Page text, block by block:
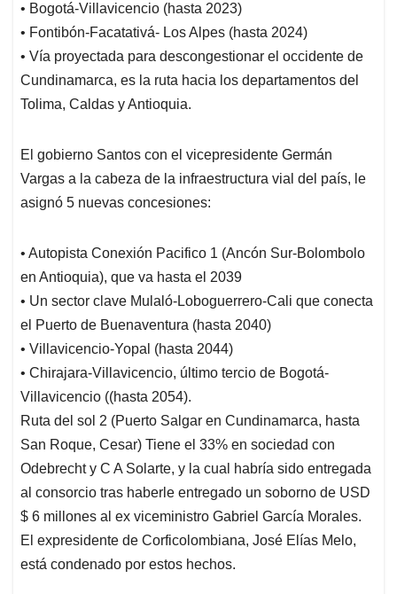
• Bogotá-Villavicencio (hasta 2023)
• Fontibón-Facatativá- Los Alpes (hasta 2024)
• Vía proyectada para descongestionar el occidente de
Cundinamarca, es la ruta hacia los departamentos del
Tolima, Caldas y Antioquia.
El gobierno Santos con el vicepresidente Germán
Vargas a la cabeza de la infraestructura vial del país, le
asignó 5 nuevas concesiones:
• Autopista Conexión Pacifico 1 (Ancón Sur-Bolombolo
en Antioquia), que va hasta el 2039
• Un sector clave Mulaló-Loboguerrero-Cali que conecta
el Puerto de Buenaventura (hasta 2040)
• Villavicencio-Yopal (hasta 2044)
• Chirajara-Villavicencio, último tercio de Bogotá-
Villavicencio ((hasta 2054).
Ruta del sol 2 (Puerto Salgar en Cundinamarca, hasta
San Roque, Cesar) Tiene el 33% en sociedad con
Odebrecht y C A Solarte, y la cual habría sido entregada
al consorcio tras haberle entregado un soborno de USD
$ 6 millones al ex viceministro Gabriel García Morales.
El expresidente de Corficolombiana, José Elías Melo,
está condenado por estos hechos.